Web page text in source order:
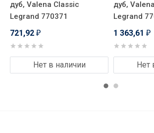
дуб, Valena Classic
Legrand 770371
721,92 ₽
Нет в наличии
дуб,
Legrand
1 363,61 ₽
Нет